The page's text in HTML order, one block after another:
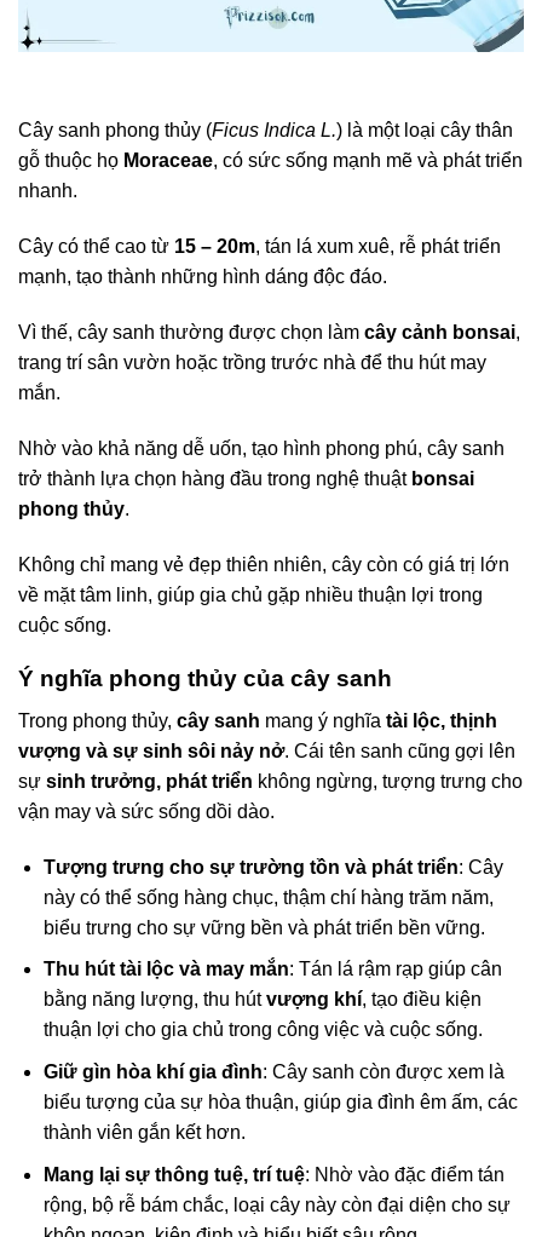
Cây sanh phong thủy (Ficus Indica L.) là một loại cây thân
gỗ thuộc họ Moraceae, có sức sống mạnh mẽ và phát triển
nhanh.
Cây có thể cao từ 15 – 20m, tán lá xum xuê, rễ phát triển
mạnh, tạo thành những hình dáng độc đáo.
Vì thế, cây sanh thường được chọn làm cây cảnh bonsai,
trang trí sân vườn hoặc trồng trước nhà để thu hút may
mắn.
Nhờ vào khả năng dễ uốn, tạo hình phong phú, cây sanh
trở thành lựa chọn hàng đầu trong nghệ thuật bonsai
phong thủy.
Không chỉ mang vẻ đẹp thiên nhiên, cây còn có giá trị lớn
về mặt tâm linh, giúp gia chủ gặp nhiều thuận lợi trong
cuộc sống.
Ý nghĩa phong thủy của cây sanh
Trong phong thủy, cây sanh mang ý nghĩa tài lộc, thịnh
vượng và sự sinh sôi nảy nở. Cái tên sanh cũng gợi lên
sự sinh trưởng, phát triển không ngừng, tượng trưng cho
vận may và sức sống dồi dào.
Tượng trưng cho sự trường tồn và phát triển: Cây
này có thể sống hàng chục, thậm chí hàng trăm năm,
biểu trưng cho sự vững bền và phát triển bền vững.
Thu hút tài lộc và may mắn: Tán lá rậm rạp giúp cân
bằng năng lượng, thu hútvượng khí, tạo điều kiện
thuận lợi cho gia chủ trong công việc và cuộc sống.
Giữ gìn hòa khí gia đình: Cây sanh còn được xem là
biểu tượng của sự hòa thuận, giúp gia đình êm ấm, các
thành viên gắn kết hơn.
Mang lại sự thông tuệ, trí tuệ: Nhờ vào đặc điểm tán
rộng, bộ rễ bám chắc, loại cây này còn đại diện cho sự